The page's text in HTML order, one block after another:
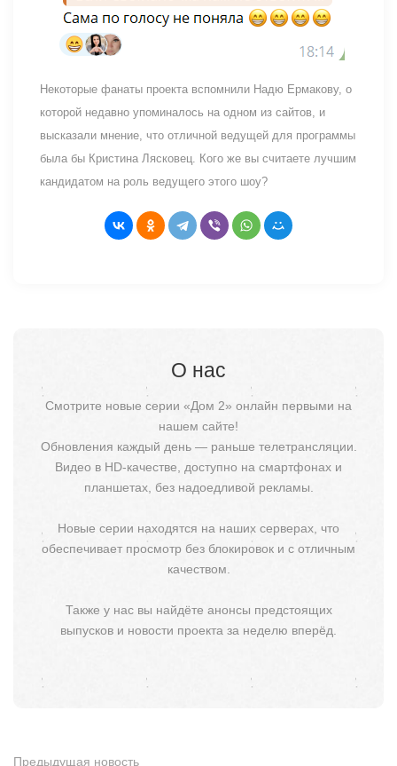
Некоторые фанаты проекта вспомнили Надю Ермакову, о
которой недавно упоминалось на одном из сайтов, и
высказали мнение, что отличной ведущей для программы
была бы Кристина Лясковец. Кого же вы считаете лучшим
кандидатом на роль ведущего этого шоу?
О нас
Смотрите новые серии «Дом 2» онлайн первыми на
нашем сайте!
Обновления каждый день — раньше телетрансляции.
Видео в HD-качестве, доступно на смартфонах и
планшетах, без надоедливой рекламы.
Новые серии находятся на наших серверах, что
обеспечивает просмотр без блокировок и с отличным
качеством.
Также у нас вы найдёте анонсы предстоящих
выпусков и новости проекта за неделю вперёд.
Предыдущая новость